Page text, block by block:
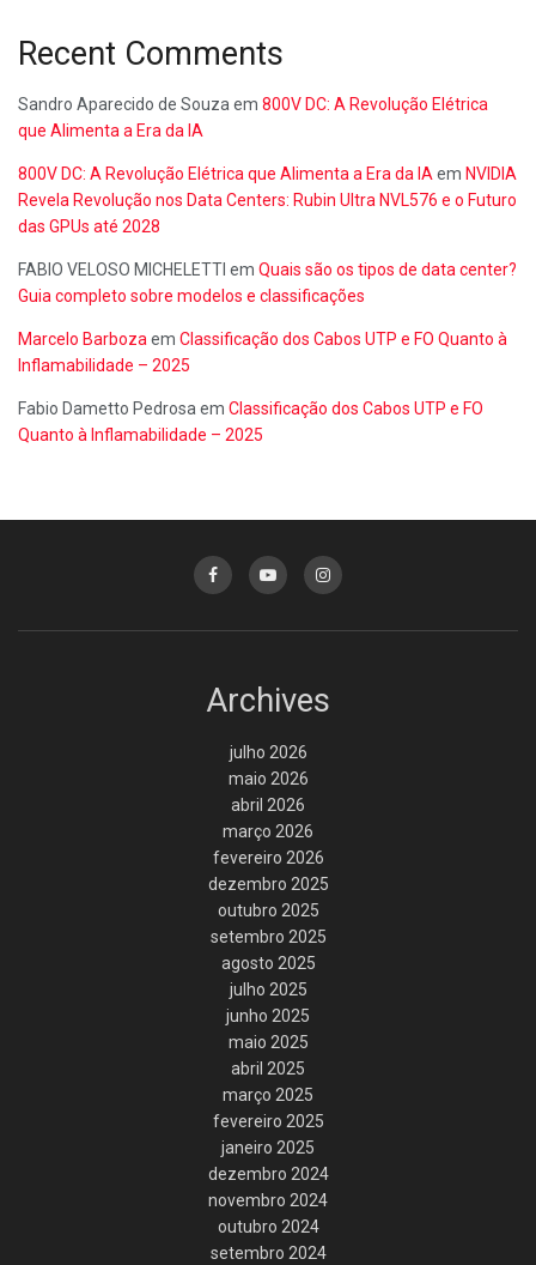
Recent Comments
Sandro Aparecido de Souzaem 800V DC: A Revolução Elétrica
que Alimenta a Era da IA
800V DC: A Revolução Elétrica que Alimenta a Era da IAem NVIDIA
Revela Revolução nos Data Centers: Rubin Ultra NVL576 e o Futuro
das GPUs até 2028
FABIO VELOSO MICHELETTI em Quais são os tipos de data center?
Guia completo sobre modelos e classificações
Marcelo Barbozaem Classificação dos Cabos UTP e FO Quanto à
Inflamabilidade – 2025
Fabio Dametto Pedrosaem Classificação dos Cabos UTP e FO
Quanto à Inflamabilidade – 2025
Archives
julho 2026
maio 2026
abril 2026
março 2026
fevereiro 2026
dezembro 2025
outubro 2025
setembro 2025
agosto 2025
julho 2025
junho 2025
maio 2025
abril 2025
março 2025
fevereiro 2025
janeiro 2025
dezembro 2024
novembro 2024
outubro 2024
setembro 2024